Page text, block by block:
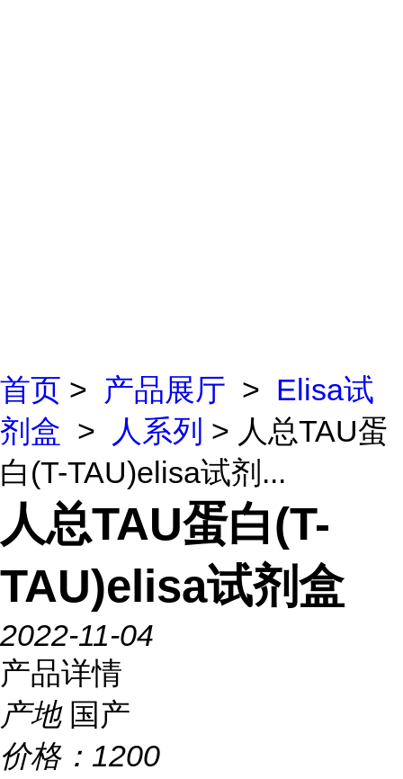
首页 > 产品展厅 > Elisa试
剂盒 > 人系列 > 人总TAU蛋
白(T-TAU)elisa试剂...
人总TAU蛋白(T-
TAU)elisa试剂盒
2022-11-04
产品详情
产地 国产
价格： 1200